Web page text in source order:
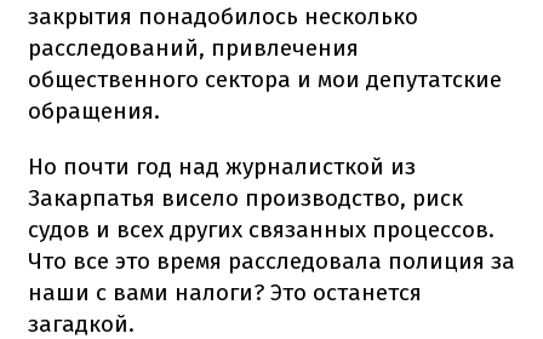
закрытия понадобилось несколько
расследований, привлечения
общественного сектора и мои депутатские
обращения.
Но почти год над журналисткой из
Закарпатья висело производство, риск
судов и всех других связанных процессов.
Что все это время расследовала полиция за
наши с вами налоги? Это останется
загадкой.